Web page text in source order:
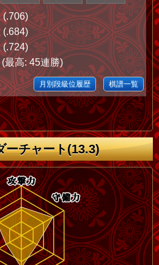
(.706)
(.684)
(.724)
最高: 45連勝)
月別段級位履歴 棋譜一覧
ーチャート(13.3)